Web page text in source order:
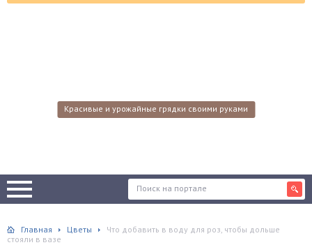
Красивые и урожайные грядки своими руками
Главная Цветы
Что добавить в воду для роз, чтобы дольше
стояли в вазе